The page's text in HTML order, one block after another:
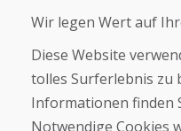
Geschäft
Kaufen
E-Shop
Wir legen Wert auf
Diese Website
tolles Surferlebnis zu
Informationen finden
Notwendige Cookies